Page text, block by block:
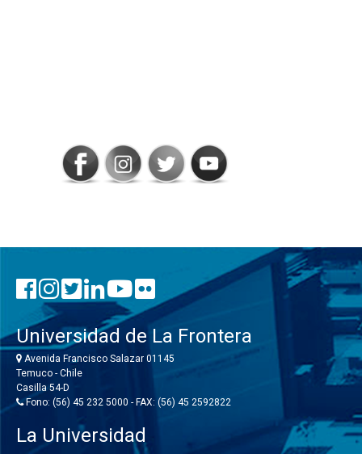
Universidad de La Frontera
Avenida Francisco Salazar 01145
Temuco - Chile
Casilla 54-D
Fono: (56) 45 232 5000 - FAX: (56) 45 2592822
La Universidad